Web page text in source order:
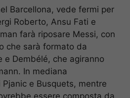
Barcellona, vede fermi per
Roberto, Ansu Fati e
farà riposare Messi, con
che sarà formato da
e Dembélé, che agiranno
In mediana
e Busquets, mentre